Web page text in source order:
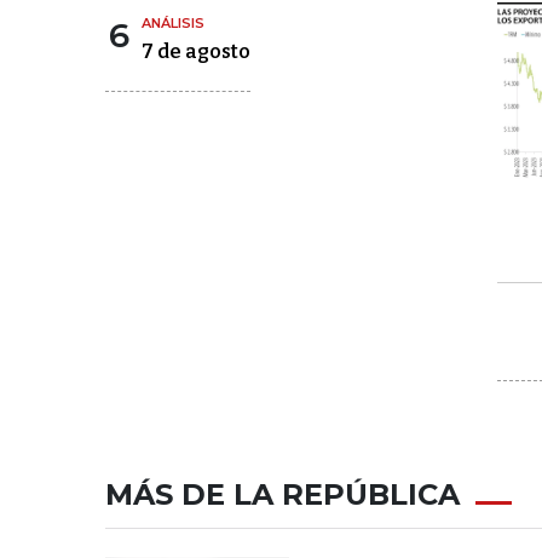
6 ANÁLISIS
7 de agosto
MÁS DE LA REPÚBLICA